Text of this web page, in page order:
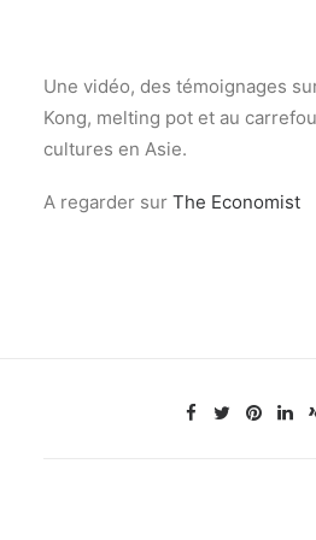
Une vidéo, des témoignages
Kong, melting pot et au
cultures en Asie.
A regarder sur The Economist